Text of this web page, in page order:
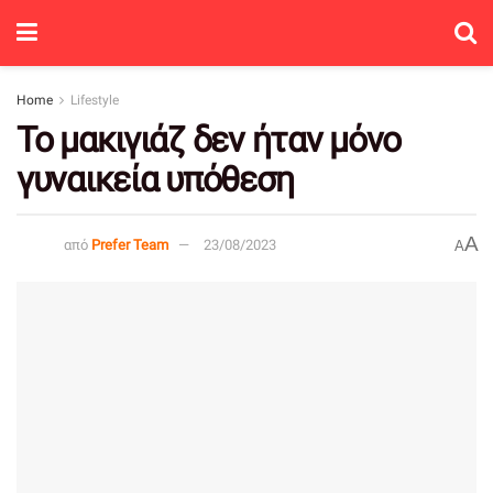
Home Lifestyle
Το μακιγιάζ δεν ήταν μόνο
γυναικεία υπόθεση
από Prefer Team 23/08/2023 AA